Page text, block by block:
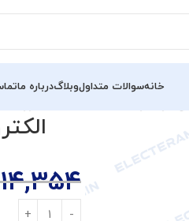
خانهسوالات متداولوبلاگدرباره ما